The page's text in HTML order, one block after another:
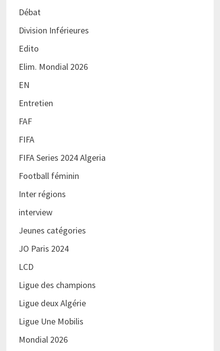
Débat
Division Inférieures
Edito
Elim. Mondial 2026
EN
Entretien
FAF
FIFA
FIFA Series 2024 Algeria
Football féminin
Inter régions
interview
Jeunes catégories
JO Paris 2024
LCD
Ligue des champions
Ligue deux Algérie
Ligue Une Mobilis
Mondial 2026